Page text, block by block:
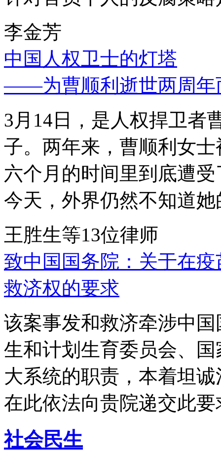
李金芳
中国人权卫士的灯塔
——为曹顺利逝世两周年
3月14日，是人权捍卫者
子。两年来，曹顺利女
六个月的时间里到底遭
今天，外界仍然不知道
王胜生等13位律师
致中国国务院：关于在
救济权的要求
该案事发和救济牵涉中
生和计划生育委员会、
大系统的职责，本着坦
在此依法向贵院递交此要
社会民生